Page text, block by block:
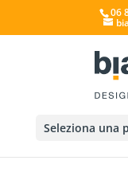
06
Seleziona una